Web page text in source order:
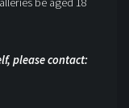
please contact: